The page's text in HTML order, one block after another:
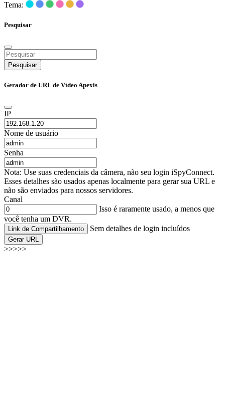
Tema:
Pesquisar
Pesquisar
Gerador de URL de Vídeo Apexis
IP
Nome de usuário
Senha
Nota: Use suas credenciais da câmera, não seu login iSpyConnect.
Esses detalhes são usados apenas localmente para gerar sua URL e
não são enviados para nossos servidores.
Canal
Isso é raramente usado, a menos que
você tenha um DVR.
Link de Compartilhamento Sem detalhes de login incluídos
Gerar URL
>>>>>